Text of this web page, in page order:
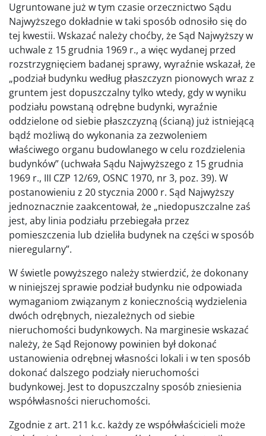
Ugruntowane już w tym czasie orzecznictwo Sądu
Najwyższego dokładnie w taki sposób odnosiło się do
tej kwestii. Wskazać należy choćby, że Sąd Najwyższy w
uchwale z 15 grudnia 1969 r., a więc wydanej przed
rozstrzygnięciem badanej sprawy, wyraźnie wskazał, że
„podział budynku według płaszczyzn pionowych wraz z
gruntem jest dopuszczalny tylko wtedy, gdy w wyniku
podziału powstaną odrębne budynki, wyraźnie
oddzielone od siebie płaszczyzną (ścianą) już istniejącą
bądź możliwą do wykonania za zezwoleniem
właściwego organu budowlanego w celu rozdzielenia
budynków” (uchwała Sądu Najwyższego z 15 grudnia
1969 r., III CZP 12/69, OSNC 1970, nr 3, poz. 39). W
postanowieniu z 20 stycznia 2000 r. Sąd Najwyższy
jednoznacznie zaakcentował, że „niedopuszczalne zaś
jest, aby linia podziału przebiegała przez
pomieszczenia lub dzieliła budynek na części w sposób
nieregularny”.
W świetle powyższego należy stwierdzić, że dokonany
w niniejszej sprawie podział budynku nie odpowiada
wymaganiom związanym z koniecznością wydzielenia
dwóch odrębnych, niezależnych od siebie
nieruchomości budynkowych. Na marginesie wskazać
należy, że Sąd Rejonowy powinien był dokonać
ustanowienia odrębnej własności lokali i w ten sposób
dokonać dalszego podziały nieruchomości
budynkowej. Jest to dopuszczalny sposób zniesienia
współwłasności nieruchomości.
Zgodnie z art. 211 k.c. każdy ze współwłaścicieli może